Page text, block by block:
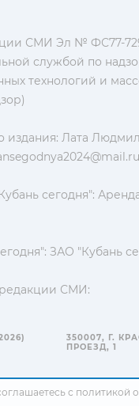
СМИ Эл № ФС77-
службой по
технологий и
издания: Лата
сегодня":
ЗАО "Кубань
СМИ:
350007, Г.
ПРОЕЗД, 1
с политикой